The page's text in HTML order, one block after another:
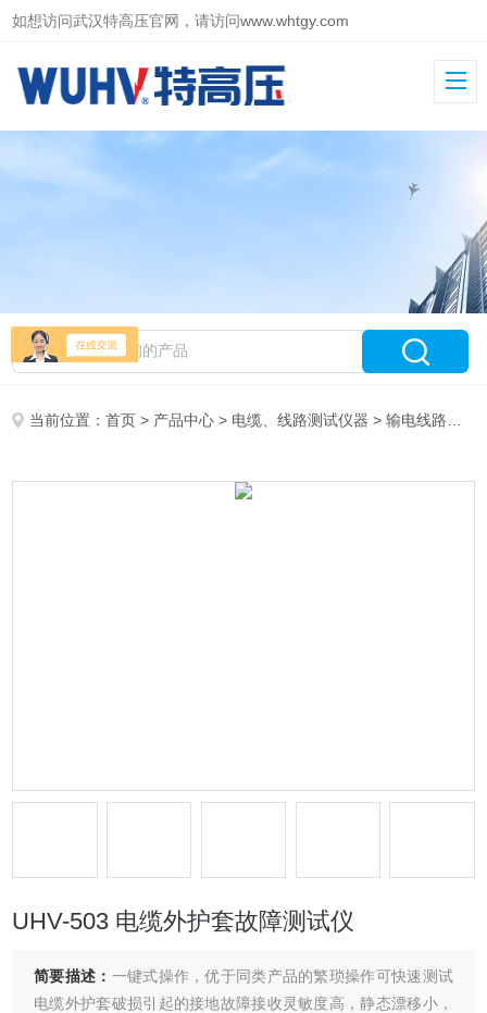
如想访问武汉特高压官网，请访问www.whtgy.com
当前位置：首页 > 产品中心 > 电缆、线路测试仪器 >输电线路故障距离测试仪
UHV-503 电缆外护套故障测试仪
简要描述： 一键式操作，优于同类产品的繁琐操作可快速测试
电缆外护套破损引起的接地故障接收灵敏度高，静态漂移小，